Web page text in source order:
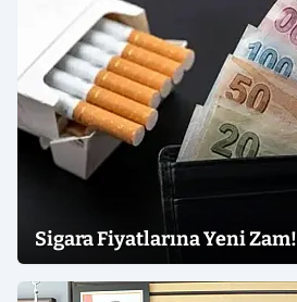
Sigara Fiyatlarına Yeni Zam!